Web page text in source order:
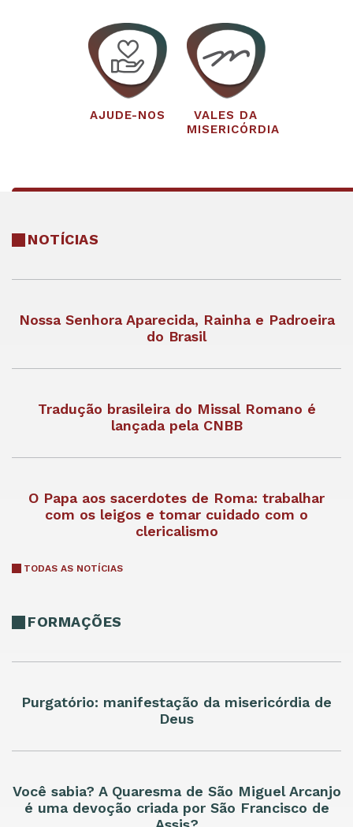
AJUDE-NOS
VALES DA
MISERICÓRDIA
NOTÍCIAS
Nossa Senhora Aparecida, Rainha e Padroeira
do Brasil
Tradução brasileira do Missal Romano é
lançada pela CNBB
O Papa aos sacerdotes de Roma: trabalhar
com os leigos e tomar cuidado com o
clericalismo
TODAS AS NOTÍCIAS
FORMAÇÕES
Purgatório: manifestação da misericórdia de
Deus
Você sabia? A Quaresma de São Miguel Arcanjo
é uma devoção criada por São Francisco de